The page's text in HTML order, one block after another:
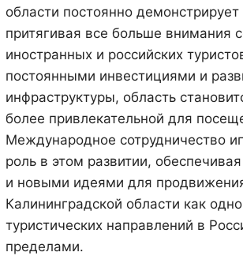
области постоянно демонстрирует
притягивая все больше внимания
иностранных и российских
постоянными инвестициями и
инфраструктуры, область
более привлекательной для
Международное сотрудничество
роль в этом развитии,
и новыми идеями для
Калининградской области как
туристических направлений в
пределами.